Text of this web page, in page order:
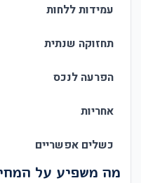
עמידות ללחות
תחזוקה שנתית
הפרעה לנכס
אחריות
כשלים אפשריים
מה משפיע על